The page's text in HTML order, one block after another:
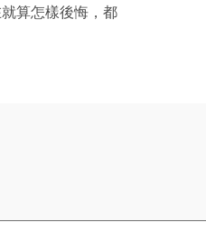
算怎樣後悔，都